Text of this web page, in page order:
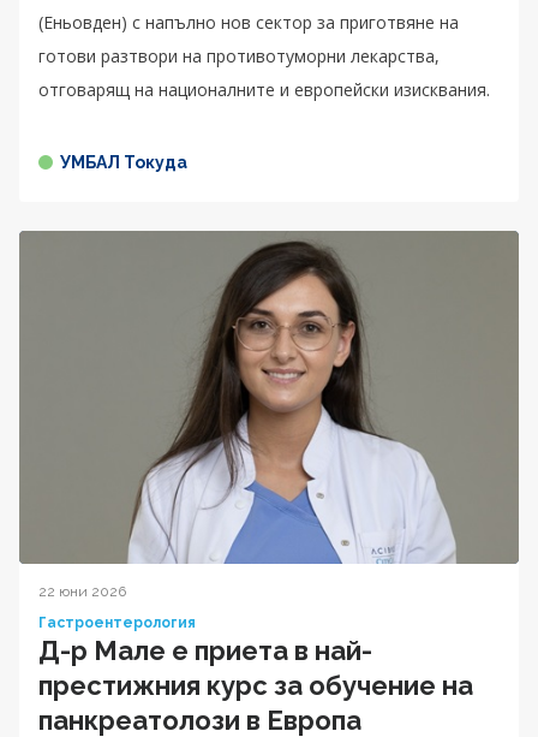
(Еньовден) с напълно нов сектор за приготвяне на
готови разтвори на противотуморни лекарства,
отговарящ на националните и европейски изисквания.
УМБАЛ Токуда
22 юни 2026
Гастроентерология
Д-р Мале е приета в най-
престижния курс за обучение на
панкреатолози в Европа